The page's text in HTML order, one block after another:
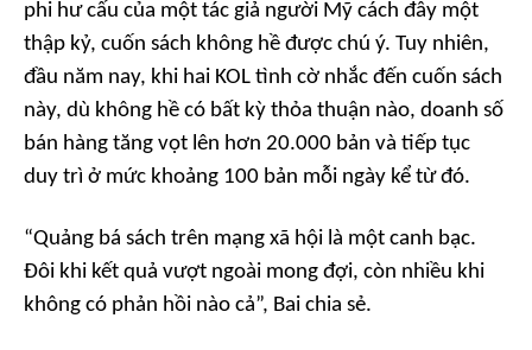
phi hư cấu của một tác giả người Mỹ cách đây một
thập kỷ, cuốn sách không hề được chú ý. Tuy nhiên,
đầu năm nay, khi hai KOL tình cờ nhắc đến cuốn sách
này, dù không hề có bất kỳ thỏa thuận nào, doanh số
bán hàng tăng vọt lên hơn 20.000 bản và tiếp tục
duy trì ở mức khoảng 100 bản mỗi ngày kể từ đó.
“Quảng bá sách trên mạng xã hội là một canh bạc.
Đôi khi kết quả vượt ngoài mong đợi, còn nhiều khi
không có phản hồi nào cả”, Bai chia sẻ.